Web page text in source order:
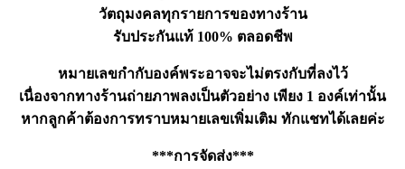
วัตถุมงคลทุกรายการของทางร้าน
รับประกันแท้ 100% ตลอดชีพ
หมายเลขกำกับองค์พระอาจจะไม่ตรงกับที่ลงไว้
เนื่องจากทางร้านถ่ายภาพลงเป็นตัวอย่าง เพียง 1 องค์เท่านั้น
หากลูกค้าต้องการทราบหมายเลขเพิ่มเติม ทักแชทได้เลยค่ะ
***การจัดส่ง***